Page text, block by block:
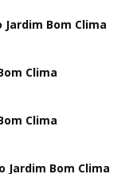
Bom Clima
Clima
Clima
Jardim Bom Clima